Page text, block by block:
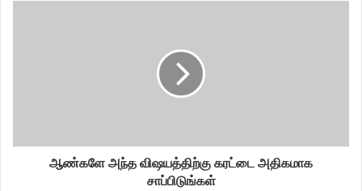
ஆண்களே அந்த விஷயத்திற்கு கரட்டை அதிகமாக
சாப்பிடுங்கள்